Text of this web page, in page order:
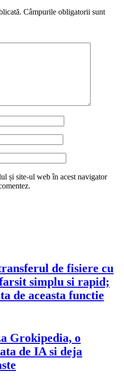
Câmpurile obligatorii sunt
și site-ul web în acest navigator
de fisiere cu
simplu si rapid;
de aceasta functie
Grokipedia, o
de IA si deja